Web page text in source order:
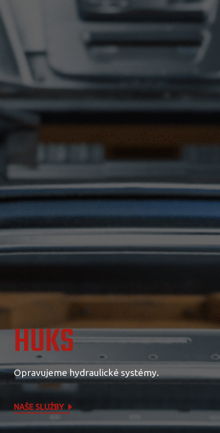
HUKS
Opravujeme hydraulické systémy.
NAŠE SLUŽBY